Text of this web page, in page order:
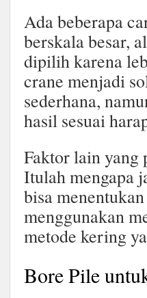
Ada beberapa
berskala besar,
dipilih karena
crane menjadi
sederhana,
hasil sesuai
Faktor lain yang
Itulah mengapa
bisa
menggunakan
metode kering
Bore Pile